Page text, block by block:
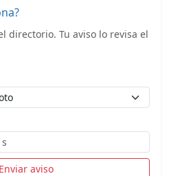
directorio. Tu aviso lo revisa el
Enviar aviso